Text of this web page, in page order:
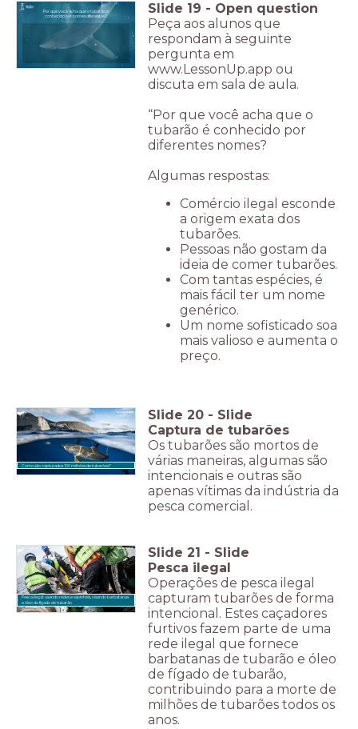
Por que você acha que o tubarão é
conhecido por nomes diferentes?
Slide 19 - Open question
Peça aos alunos que
respondam à seguinte
pergunta em
www.LessonUp.app ou
discuta em sala de aula.
“Por que você acha que o
tubarão é conhecido por
diferentes nomes?
Algumas respostas:
Comércio ilegal esconde
a origem exata dos
tubarões.
Pessoas não gostam da
ideia de comer tubarões.
Com tantas espécies, é
mais fácil ter um nome
genérico.
Um nome sofisticado soa
mais valioso e aumenta o
preço.
Como são capturados 100 milhões de tubarões?
Slide 20 - Slide
Captura de tubarões
Os tubarões são mortos de
várias maneiras, algumas são
intencionais e outras são
apenas vítimas da indústria da
pesca comercial.
Pesca ilegal: usando redes e espinhéis, visando barbatanas
e óleo de fígado de tubarão.
Slide 21 - Slide
Pesca ilegal
Operações de pesca ilegal
capturam tubarões de forma
intencional. Estes caçadores
furtivos fazem parte de uma
rede ilegal que fornece
barbatanas de tubarão e óleo
de fígado de tubarão,
contribuindo para a morte de
milhões de tubarões todos os
anos.